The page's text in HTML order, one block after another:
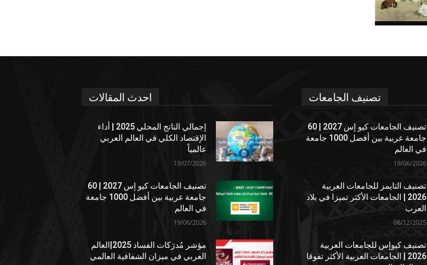
احدث المقالات
إجمالي الناتج المحلي 2025 | أداء
الإقتصاد الكلي في العالم العربي
عالمياً
19/07/2026
تصنيف الجامعات كيو إس 2027 | 60
جامعة عربية بين أفضل 1000 جامعة
في العالم
19/06/2026
مؤشر مُدرَكات الفساد 2025|العالم
العربي في ميزان الشفافية العالمي
تصنيف الجامعات
تصنيف الجامعات كيو إس 2027 | 60
جامعة عربية بين أفضل 1000 جامعة
في العالم
19/06/2026
تصنيف التايمز للجامعات العربية
2026 | الجامعات الأكثر تميزا في بلاد
العرب
08/12/2025
تصنيف كيوإس للجامعات العربية
2026 | الجامعات العربية الأكثر تفوقا